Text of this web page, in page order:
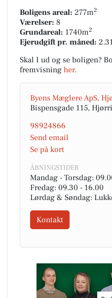
Boligens areal: 277m2
Værelser: 8
Grundareal: 1740m2
Ejerudgift pr. måned:
Skal I ud og se boligen?
fremvisning her.
Byens Mæglere ApS,
Bispensgade 115,
98924866
Send email
Se på kort
ÅBNINGSTIDER
Mandag - Torsdag:
Fredag: 09.30 - 16.00
Lørdag & Søndag:
Kontakt